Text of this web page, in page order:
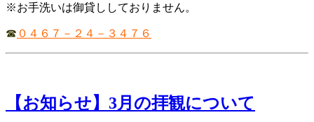
※お手洗いは御貸ししておりません。
☎ ０４６７－２４－３４７６
【お知らせ】3月の拝観について